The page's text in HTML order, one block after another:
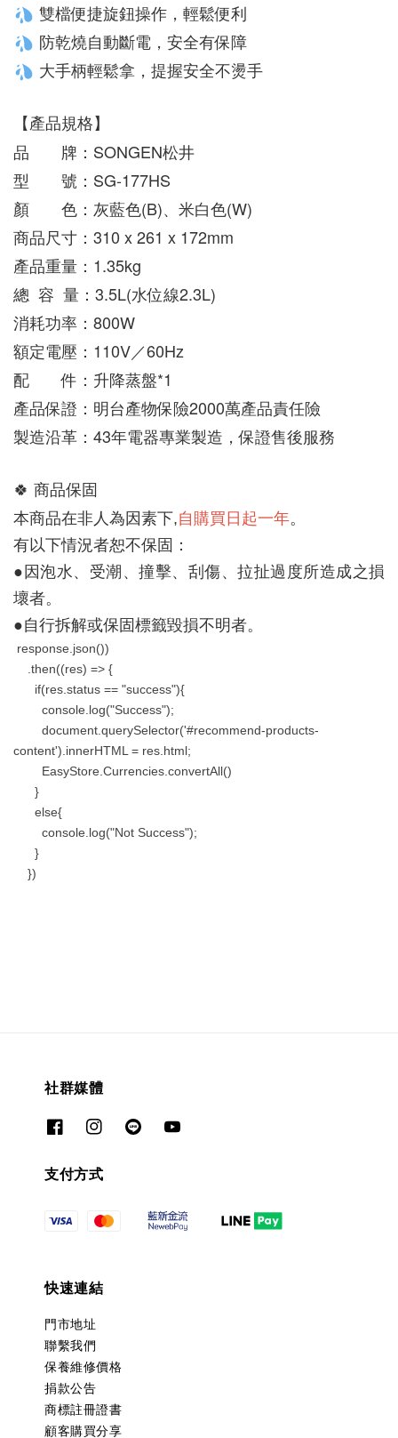
雙檔便捷旋鈕操作，輕鬆便利
防乾燒自動斷電，安全有保障
大手柄輕鬆拿，提握安全不燙手
【產品規格】
品　　牌：SONGEN松井
型　　號：SG-177HS
顏　　色：灰藍色(B)、米白色(W)
商品尺寸：310 x 261 x 172mm
產品重量：1.35kg
總  容  量：3.5L(水位線2.3L)
消耗功率：800W
額定電壓：110V／60Hz
配　　件：升降蒸盤*1
產品保證：明台產物保險2000萬產品責任險
製造沿革：43年電器專業製造，保證售後服務
🍀 商品保固
本商品在非人為因素下,自購買日起一年。
有以下情況者恕不保固：
●因泡水、受潮、撞擊、刮傷、拉扯過度所造成之損
壞者。
●自行拆解或保固標籤毀損不明者。
content').innerHTML = res.html;
社群媒體
支付方式
快速連結
門市地址
聯繫我們
保養維修價格
捐款公告
商標註冊證書
顧客購買分享